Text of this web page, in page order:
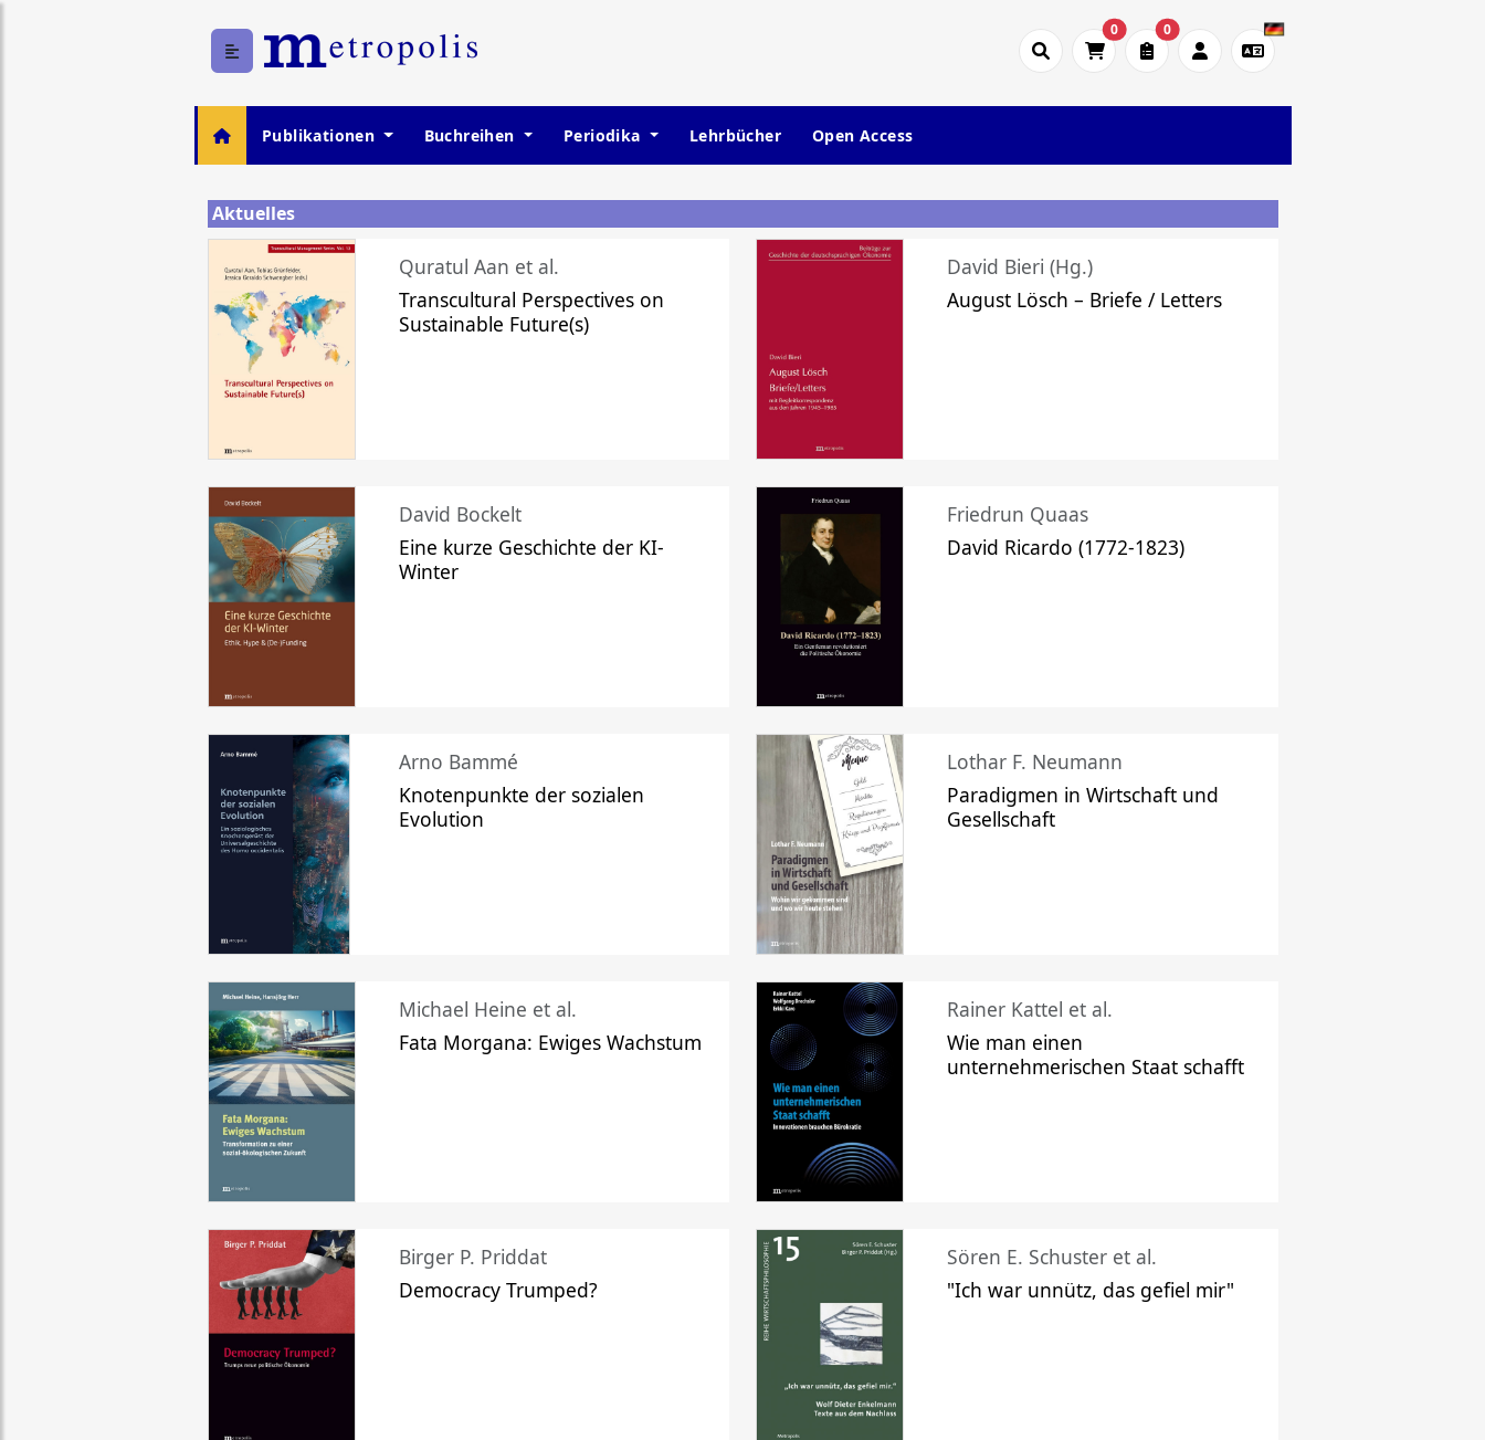
0 0
Publikationen Buchreihen Periodika Lehrbücher Open Access
Aktuelles
Quratul Aan et al.
Transcultural Perspectives on
Sustainable Future(s)
David Bieri (Hg.)
August Lösch – Briefe / Letters
David Bockelt
Eine kurze Geschichte der KI-
Winter
Friedrun Quaas
David Ricardo (1772-1823)
Arno Bammé
Knotenpunkte der sozialen
Evolution
Lothar F. Neumann
Paradigmen in Wirtschaft und
Gesellschaft
Michael Heine et al.
Fata Morgana: Ewiges Wachstum
Rainer Kattel et al.
Wie man einen
unternehmerischen Staat schafft
Birger P. Priddat
Democracy Trumped?
Sören E. Schuster et al.
"Ich war unnütz, das gefiel mir"